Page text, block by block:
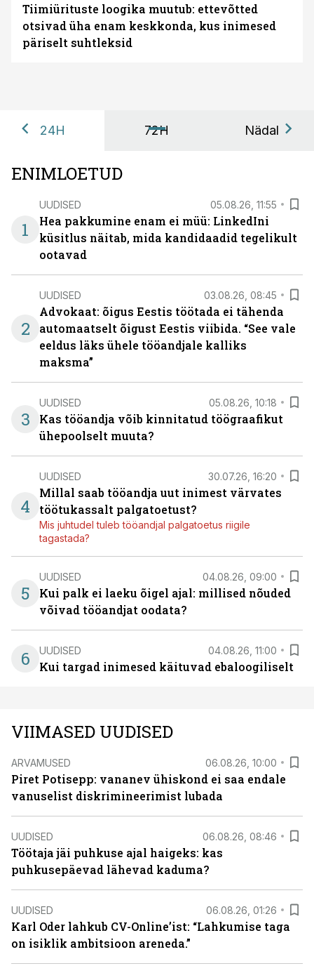
Tiimiürituste loogika muutub: ettevõtted
otsivad üha enam keskkonda, kus inimesed
päriselt suhtleksid
24H 72H Nädal
ENIMLOETUD
1
UUDISED 05.08.26, 11:55
Hea pakkumine enam ei müü: LinkedIni
küsitlus näitab, mida kandidaadid tegelikult
ootavad
2
UUDISED 03.08.26, 08:45
Advokaat: õigus Eestis töötada ei tähenda
automaatselt õigust Eestis viibida. “See vale
eeldus läks ühele tööandjale kalliks
maksma”
3
UUDISED 05.08.26, 10:18
Kas tööandja võib kinnitatud töögraafikut
ühepoolselt muuta?
4
UUDISED 30.07.26, 16:20
Millal saab tööandja uut inimest värvates
töötukassalt palgatoetust?
Mis juhtudel tuleb tööandjal palgatoetus riigile
tagastada?
5
UUDISED 04.08.26, 09:00
Kui palk ei laeku õigel ajal: millised nõuded
võivad tööandjat oodata?
6 UUDISED 04.08.26, 11:00
Kui targad inimesed käituvad ebaloogiliselt
VIIMASED UUDISED
ARVAMUSED 06.08.26, 10:00
Piret Potisepp: vananev ühiskond ei saa endale
vanuselist diskrimineerimist lubada
UUDISED 06.08.26, 08:46
Töötaja jäi puhkuse ajal haigeks: kas
puhkusepäevad lähevad kaduma?
UUDISED 06.08.26, 01:26
Karl Oder lahkub CV-Online’ist: “Lahkumise taga
on isiklik ambitsioon areneda.”